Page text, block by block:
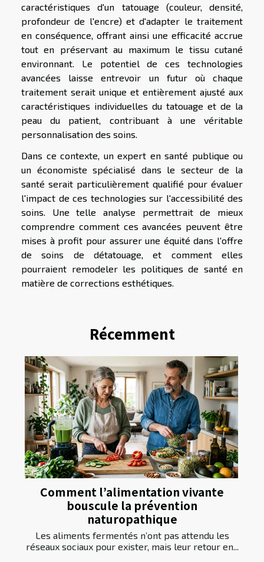
caractéristiques d'un tatouage (couleur, densité,
profondeur de l'encre) et d'adapter le traitement
en conséquence, offrant ainsi une efficacité accrue
tout en préservant au maximum le tissu cutané
environnant. Le potentiel de ces technologies
avancées laisse entrevoir un futur où chaque
traitement serait unique et entièrement ajusté aux
caractéristiques individuelles du tatouage et de la
peau du patient, contribuant à une véritable
personnalisation des soins.
Dans ce contexte, un expert en santé publique ou
un économiste spécialisé dans le secteur de la
santé serait particulièrement qualifié pour évaluer
l'impact de ces technologies sur l'accessibilité des
soins. Une telle analyse permettrait de mieux
comprendre comment ces avancées peuvent être
mises à profit pour assurer une équité dans l'offre
de soins de détatouage, et comment elles
pourraient remodeler les politiques de santé en
matière de corrections esthétiques.
Récemment
Comment l’alimentation vivante
bouscule la prévention
naturopathique
Les aliments fermentés n’ont pas attendu les
réseaux sociaux pour exister, mais leur retour en...